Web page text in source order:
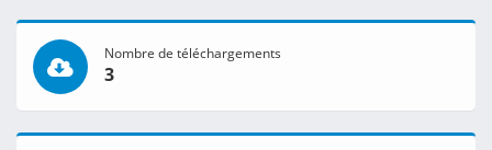
Nombre de téléchargements
3